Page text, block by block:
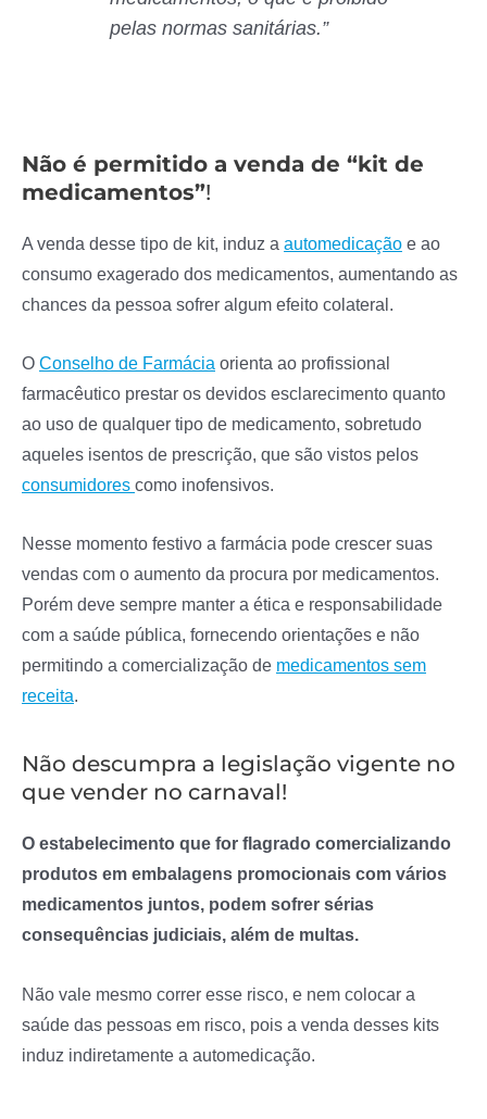
pelas normas sanitárias.”
Não é permitido a venda de “kit de
medicamentos”!
A venda desse tipo de kit, induz a automedicação e ao
consumo exagerado dos medicamentos, aumentando as
chances da pessoa sofrer algum efeito colateral.
O Conselho de Farmácia orienta ao profissional
farmacêutico prestar os devidos esclarecimento quanto
ao uso de qualquer tipo de medicamento, sobretudo
aqueles isentos de prescrição, que são vistos pelos
consumidores como inofensivos.
Nesse momento festivo a farmácia pode crescer suas
vendas com o aumento da procura por medicamentos.
Porém deve sempre manter a ética e responsabilidade
com a saúde pública, fornecendo orientações e não
permitindo a comercialização de medicamentos sem
receita.
Não descumpra a legislação vigente no
que vender no carnaval!
O estabelecimento que for flagrado comercializando
produtos em embalagens promocionais com vários
medicamentos juntos, podem sofrer sérias
consequências judiciais, além de multas.
Não vale mesmo correr esse risco, e nem colocar a
saúde das pessoas em risco, pois a venda desses kits
induz indiretamente a automedicação.